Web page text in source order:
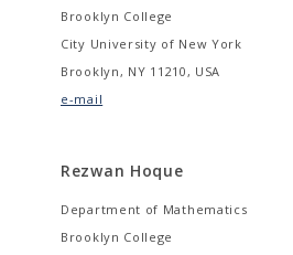
Brooklyn College
City University of New York
Brooklyn, NY 11210, USA
e-mail
Rezwan Hoque
Department of Mathematics
Brooklyn College